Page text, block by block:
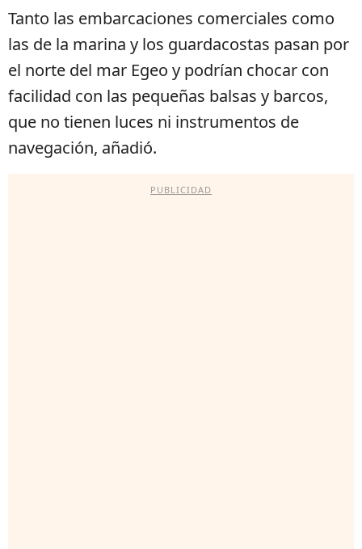
Tanto las embarcaciones comerciales como
las de la marina y los guardacostas pasan por
el norte del mar Egeo y podrían chocar con
facilidad con las pequeñas balsas y barcos,
que no tienen luces ni instrumentos de
navegación, añadió.
PUBLICIDAD